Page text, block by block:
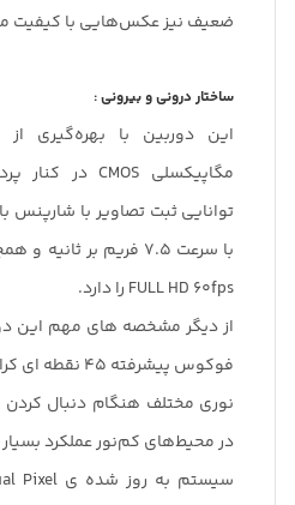
ضعیف نیز عکس‌هایی با کیفیت
ساختار درونی و بیرونی :
توانایی ثبت تصاویر با شارپنس
با سرعت 7.5 فریم بر
FULL HD 60fps را دارد.
از دیگر مشخصه های مهم این
فوکوس پیشرفته
نوری مختلف هنگام دنبال
در محیط‌های کم‌نور عملکرد